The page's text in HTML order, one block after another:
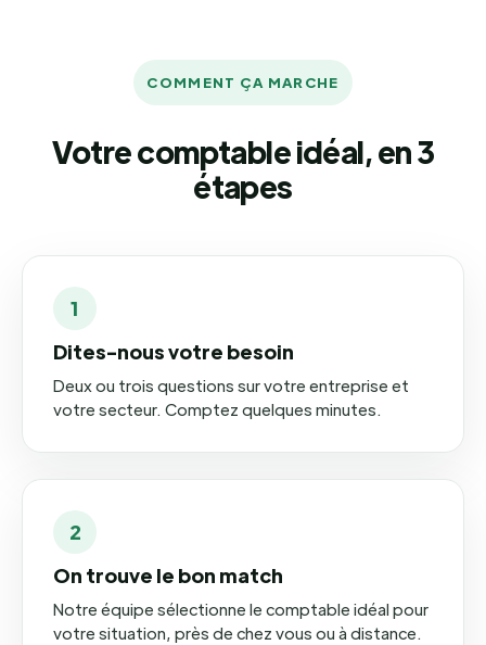
COMMENT ÇA MARCHE
Votre comptable idéal, en 3
étapes
1
Dites-nous votre besoin
Deux ou trois questions sur votre entreprise et
votre secteur. Comptez quelques minutes.
2
On trouve le bon match
Notre équipe sélectionne le comptable idéal pour
votre situation, près de chez vous ou à distance.